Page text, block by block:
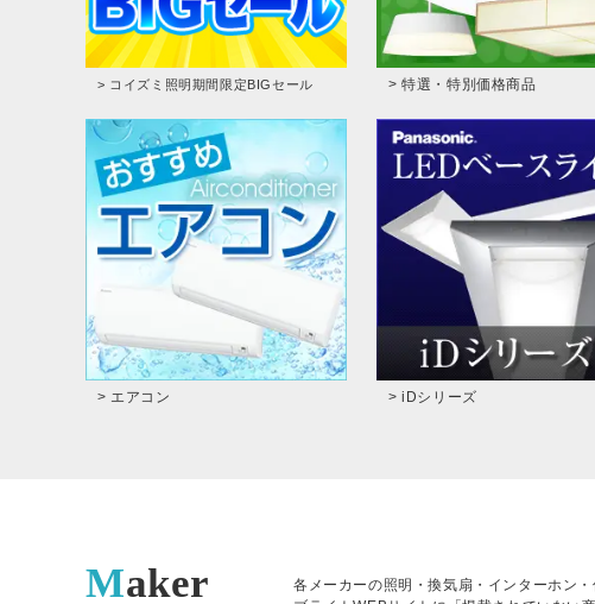
> コイズミ照明期間限定BIGセール > 特選・特別価格商品
> エアコン > iDシリーズ
Maker
各メーカーの照明・換気扇・インターホン